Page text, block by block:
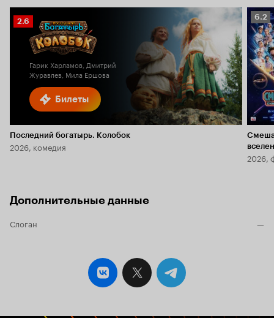
Билеты
Рейтинг
Кинопоиска
2.6
Гарик Харламов, Дмитрий
Журавлев, Мила Ершова
Последний богатырь. Колобок
2026, комедия
6.2
6.2
2026,
Дополнительные данные
Слоган —